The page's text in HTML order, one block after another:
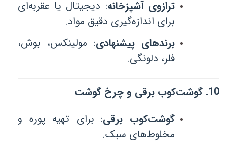
ترازوی آشپزخانه: دیجیتال یا عقربه‌ای
برای اندازه‌گیری دقیق مواد.
برندهای پیشنهادی: مولینکس، بوش،
فلر، دلونگی.
10
. گوشت‌کوب برقی و چرخ گوشت
گوشت‌کوب برقی: برای تهیه پوره و
مخلوط‌های سبک.